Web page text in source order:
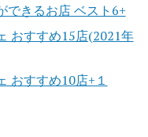
できるお店 ベスト6+
おすすめ15店(2021年
おすすめ10店+１